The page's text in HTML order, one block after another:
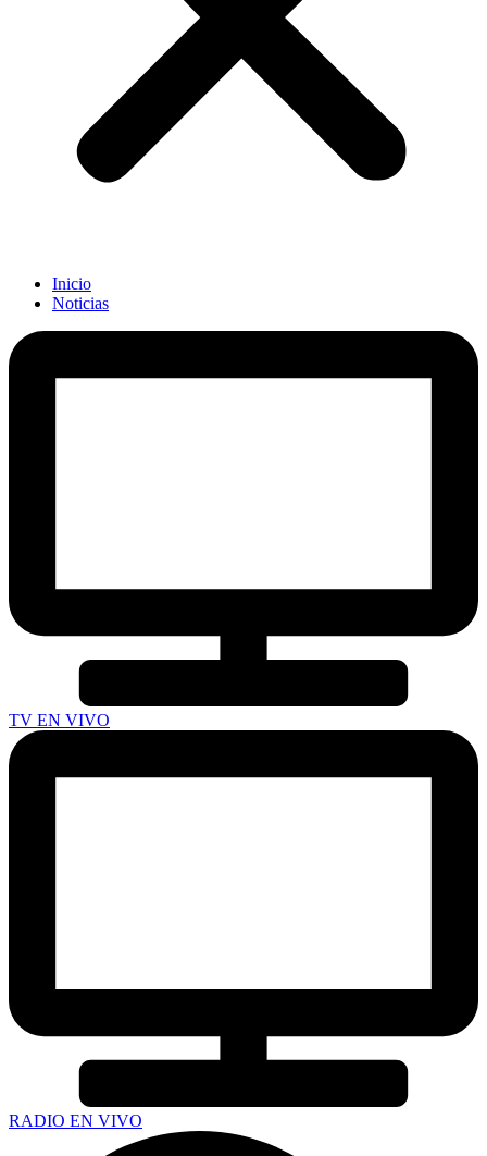
Inicio
Noticias
TV EN VIVO
RADIO EN VIVO